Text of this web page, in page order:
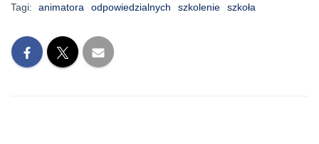
Tagi: animatora odpowiedzialnych szkolenie szkoła